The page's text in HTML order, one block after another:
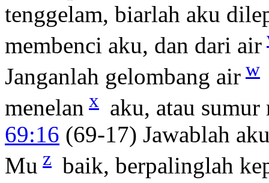
tenggelam, biarlah aku
membenci aku, dan dari air
Janganlah gelombang air w
menelan x aku, atau
69:16 (69-17) Jawablah
Mu z baik, berpalinglah